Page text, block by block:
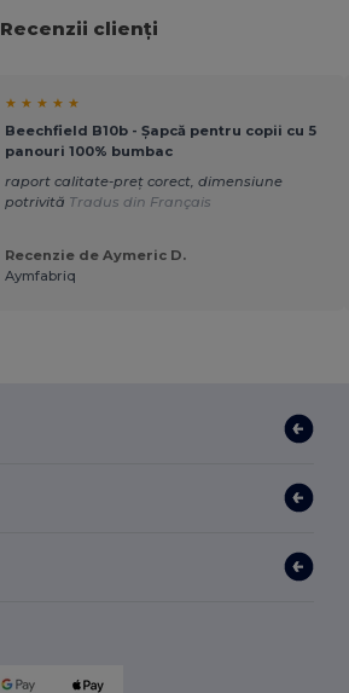
Recenzii clienți
★ ★ ★ ★ ★
Beechfield B10b - Șapcă pentru copii cu 5
panouri 100% bumbac
raport calitate-preț corect, dimensiune
potrivită Tradus din Français
Recenzie de Aymeric D.
Aymfabriq